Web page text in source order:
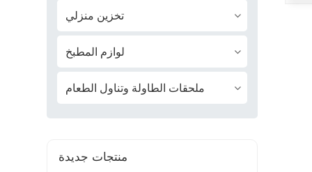
تخزين منزلي
لوازم المطبخ
ملحقات الطاولة وتناول الطعام
منتجات جديدة